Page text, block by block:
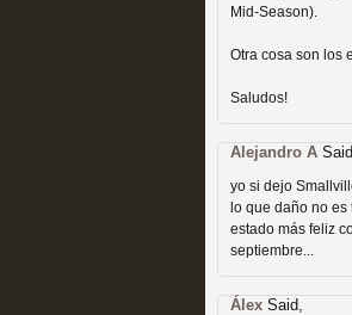
Las
extinción
MOLTISANTI
Recomendación de
Mid-Season).
Otra cosa son los
Saludos!
Alejandro A
yo si dejo
lo que daño no
estado más feliz
septiembre...
Álex Said,